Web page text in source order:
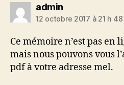
admindit :
12 octobre 2017 à 21 h
Ce mémoire n’est pas en
mais nous pouvons vous
pdf à votre adresse mel.